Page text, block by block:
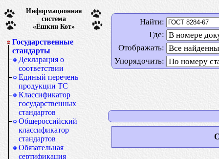
Информационная
система
«Ёшкин Кот»
Государственные
стандарты
Декларация о
соответствии
Единый перечень
продукции ТС
Классификатор
государственных
стандартов
Общероссийский
классификатор
стандартов
Обязательная
сертификация
Найти:
Где:
Отображать:
Упорядочить: